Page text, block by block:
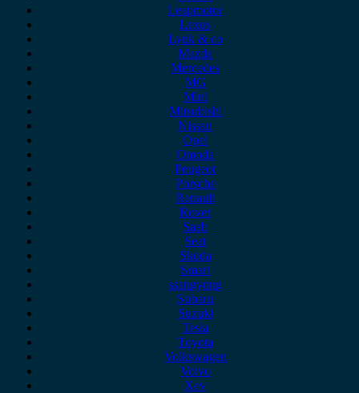
Leapmotor
Lexus
Lynk & co
Mazda
Mercedes
MG
Mini
Mitsubishi
Nissan
Opel
Omoda
Peugeot
Porsche
Renault
Rover
Saab
Seat
Skoda
Smart
ssangyong
Subaru
Suzuki
Tesla
Toyota
Volkswagen
Volvo
Xev